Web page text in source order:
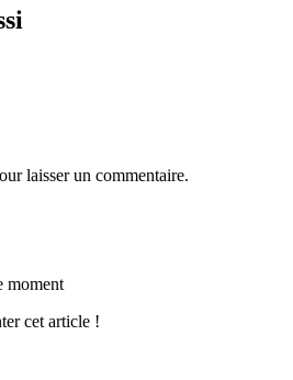
laisser un commentaire.
moment
cet article !